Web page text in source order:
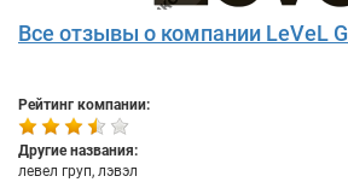
Все отзывы о компании LeVeL
Рейтинг компании:
Другие названия:
левел груп, лэвэл